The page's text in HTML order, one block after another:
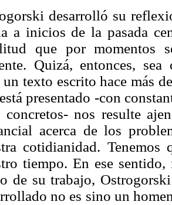
desarrolló su
a inicios de la pasada
que por momentos
Quizá, entonces,
texto escrito hace más
presentado -con
concretos- nos resulte
acerca de los
cotidianidad. Tenemos
tiempo. En ese
de su trabajo,
no es sino un